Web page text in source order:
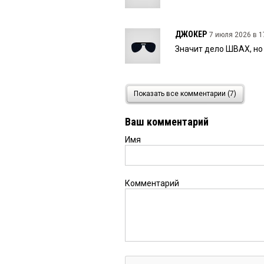
ДЖОКЕР 7 июля 2026 в
Значит дело ШВАХ, но
Вася 7 июля 2026 в 16:44:
Каждый вечер, вот
километрах... Да и
я с ней должен
ну щас насчитают....
Показать все комментарии (7)
Ваш комментарий
Имя
Комментарий